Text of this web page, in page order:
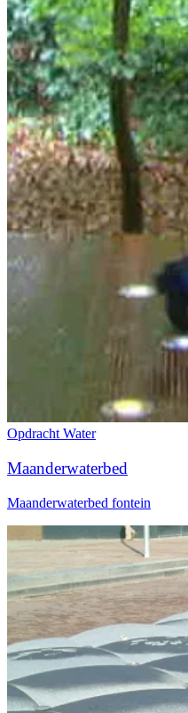
OpdrachtWater
Maanderwaterbed
Maanderwaterbed fontein